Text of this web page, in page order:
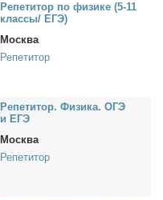
Ре­пе­ти­тор по физи­ке (5-11
клас­сы/ ЕГЭ)
Москва
Репетитор
Ре­пе­ти­тор. Физи­ка. ОГЭ
и ЕГЭ
Москва
Репетитор